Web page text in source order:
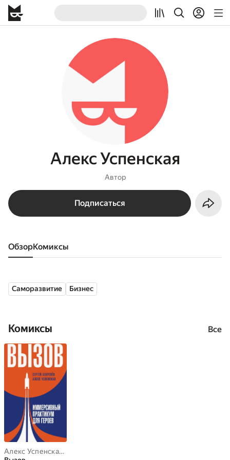
Алекс Успенская
Автор
Подписаться
Обзор комиксы
Саморазвитие Бизнес
Комиксы Все
Алекс Успенская,